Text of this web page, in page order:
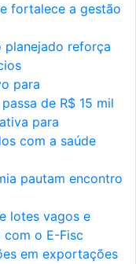
fortalece a gestão
planejado reforça
para
de R$ 15 mil
para
com a saúde
pautam encontro
lotes vagos e
o E-Fisc
em exportações